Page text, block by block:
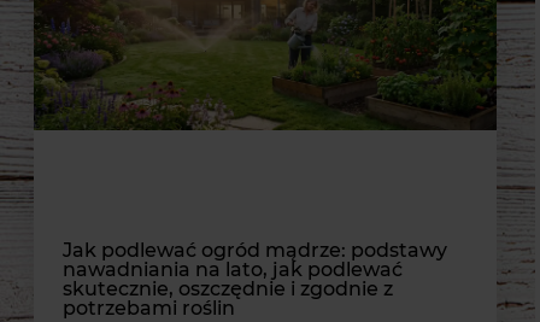
Jak podlewać ogród mądrze: podstawy
nawadniania na lato, jak podlewać
skutecznie, oszczędnie i zgodnie z
potrzebami roślin